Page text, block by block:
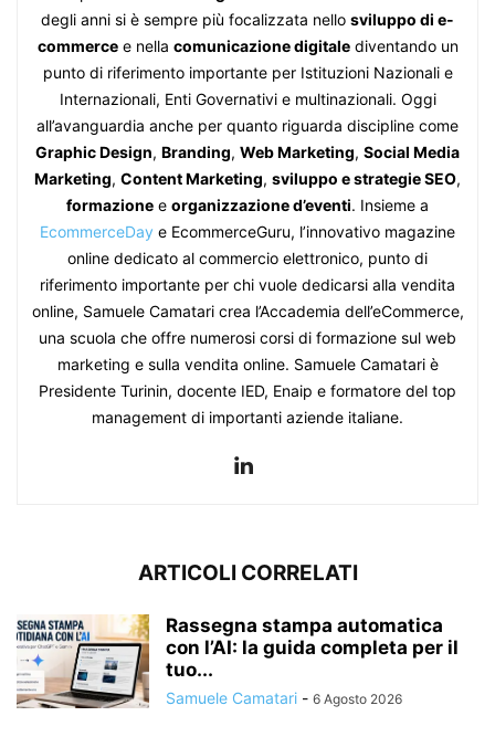
degli anni si è sempre più focalizzata nello sviluppo di e-
commercee nella comunicazione digitalediventando un
punto di riferimento importante per Istituzioni Nazionali e
Internazionali, Enti Governativi e multinazionali. Oggi
all’avanguardia anche per quanto riguarda discipline come
Graphic Design, Branding, Web Marketing, Social Media
Marketing, Content Marketing, sviluppo e strategie SEO,
formazione e organizzazione d’eventi. Insieme a
EcommerceDay e EcommerceGuru, l’innovativo magazine
online dedicato al commercio elettronico, punto di
riferimento importante per chi vuole dedicarsi alla vendita
online, Samuele Camatari crea l’Accademia dell’eCommerce,
una scuola che offre numerosi corsi di formazione sul web
marketing e sulla vendita online. Samuele Camatari è
Presidente Turinin, docente IED, Enaip e formatore del top
management di importanti aziende italiane.
ARTICOLI CORRELATI
Rassegna stampa automatica
con l’AI: la guida completa per il
tuo...
Samuele Camatari - 6 Agosto 2026